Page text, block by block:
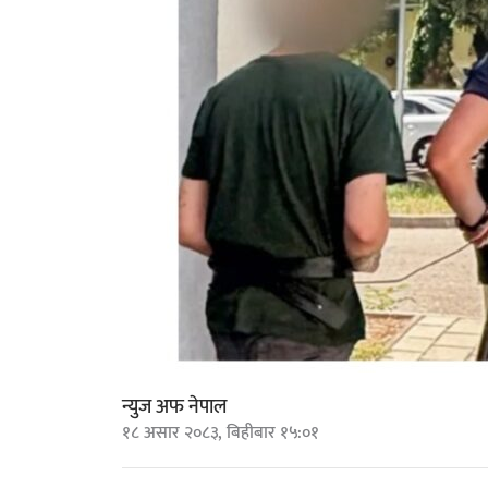
न्युज अफ नेपाल
१८ असार २०८३, बिहीबार १५:०१